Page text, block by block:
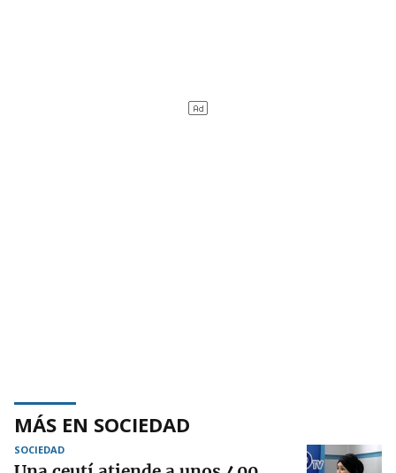
MÁS EN SOCIEDAD
SOCIEDAD